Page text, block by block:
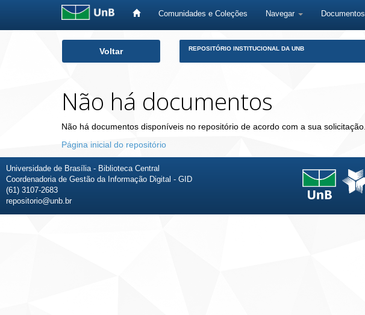
Comunidades e Coleções Navegar Documentos
Voltar REPOSITÓRIO INSTITUCIONAL DA UNB
Não há documentos
Não há documentos disponíveis no repositório de acordo com a sua solicitação.
Página inicial do repositório
Universidade de Brasília - Biblioteca Central
Coordenadoria de Gestão da Informação Digital - GID
(61) 3107-2683
repositorio@unb.br